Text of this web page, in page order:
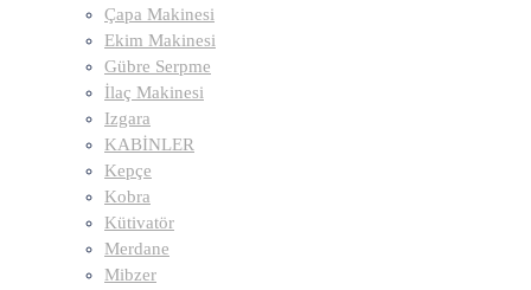
Çapa Makinesi
Ekim Makinesi
Gübre Serpme
İlaç Makinesi
Izgara
KABİNLER
Kepçe
Kobra
Kütivatör
Merdane
Mibzer